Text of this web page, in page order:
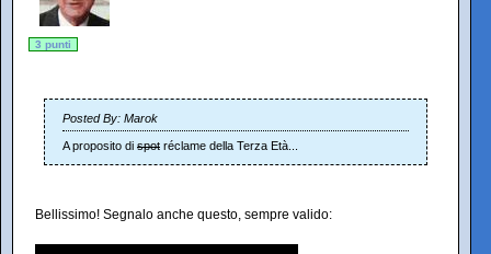
3 punti
Posted By: Marok
A proposito di spot réclame della Terza Età...
Bellissimo! Segnalo anche questo, sempre valido: